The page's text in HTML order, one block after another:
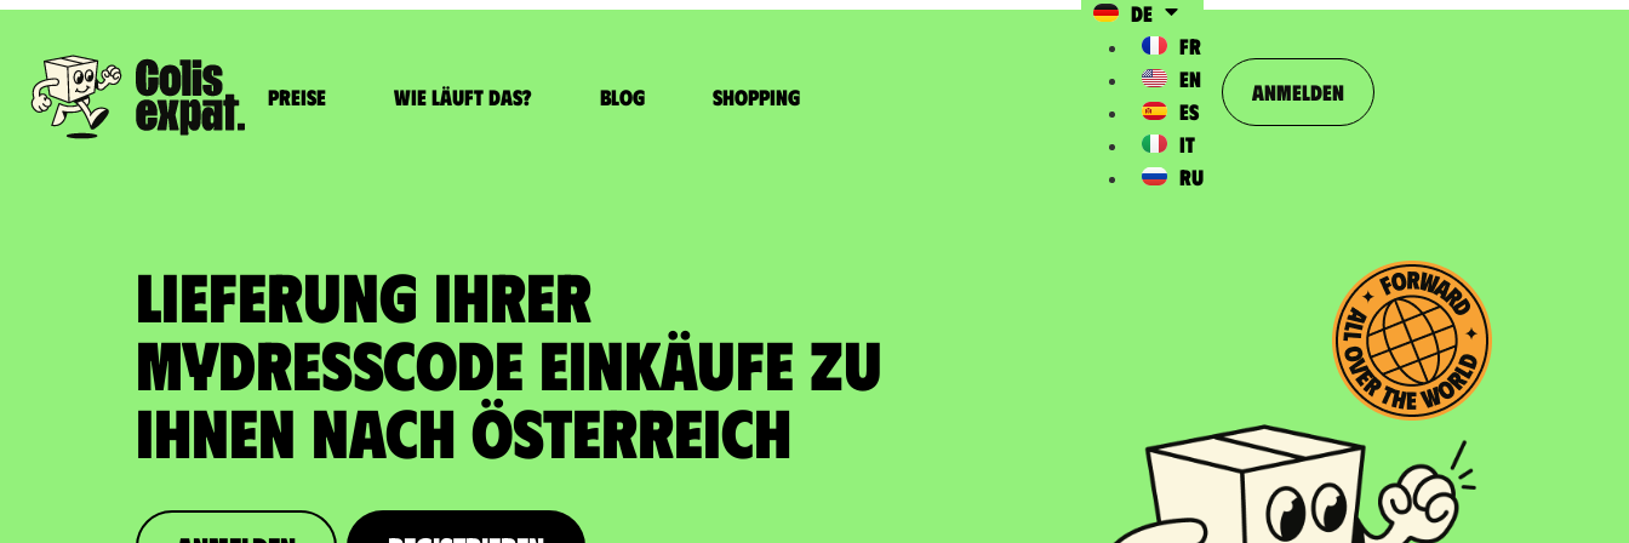
Preise Wie läuft das? Blog Shopping
DE
FR
EN
ES
IT
RU
Anmelden
LIEFERUNG IHRER
MYDRESSCODE EINKÄUFE zu
Ihnen nach Österreich